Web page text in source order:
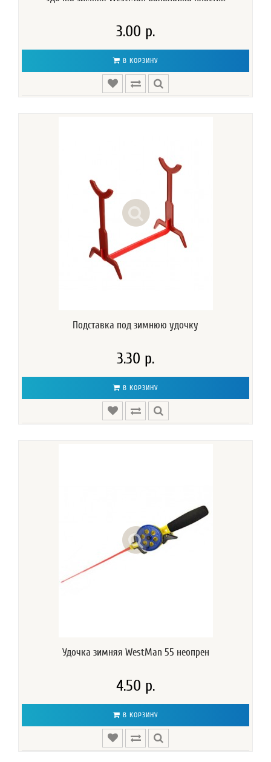
3.00 р.
В КОРЗИНУ
Подставка под зимнюю удочку
3.30 р.
В КОРЗИНУ
Удочка зимняя WestMan 55 неопрен
4.50 р.
В КОРЗИНУ